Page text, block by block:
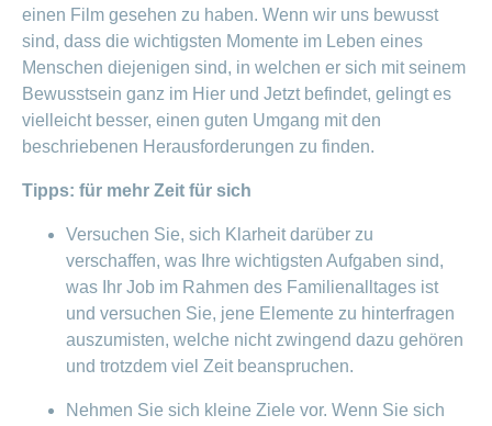
einen Film gesehen zu haben. Wenn wir uns bewusst
sind, dass die wichtigsten Momente im Leben eines
Menschen diejenigen sind, in welchen er sich mit seinem
Bewusstsein ganz im Hier und Jetzt befindet, gelingt es
vielleicht besser, einen guten Umgang mit den
beschriebenen Herausforderungen zu finden.
Tipps: für mehr Zeit für sich
Versuchen Sie, sich Klarheit darüber zu
verschaffen, was Ihre wichtigsten Aufgaben sind,
was Ihr Job im Rahmen des Familienalltages ist
und versuchen Sie, jene Elemente zu hinterfragen
auszumisten, welche nicht zwingend dazu gehören
und trotzdem viel Zeit beanspruchen.
Nehmen Sie sich kleine Ziele vor. Wenn Sie sich